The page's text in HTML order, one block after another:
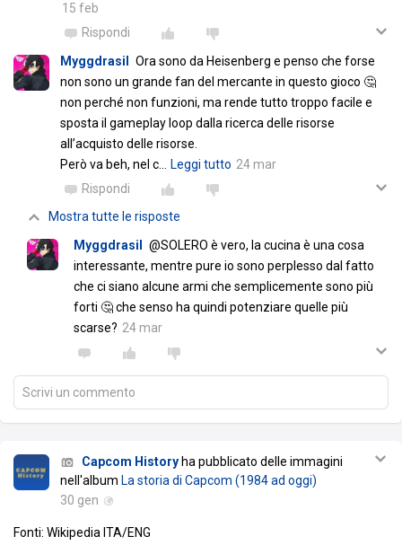
15 feb
Rispondi
Myggdrasil
Ora sono da Heisenberg e penso che forse
non sono un grande fan del mercante in questo gioco 🤔
non perché non funzioni, ma rende tutto troppo facile e
sposta il gameplay loop dalla ricerca delle risorse
all’acquisto delle risorse.
Però va beh, nel c… Leggi tutto 24 mar
Rispondi
Mostra tutte le risposte
Myggdrasil
@SOLERO è vero, la cucina è una cosa
interessante, mentre pure io sono perplesso dal fatto
che ci siano alcune armi che semplicemente sono più
forti 🤔 che senso ha quindi potenziare quelle più
scarse? 24 mar
Scrivi un commento
Capcom History ha pubblicato delle immagini
nell'album La storia di Capcom (1984 ad oggi)
30 gen
Fonti: Wikipedia ITA/ENG